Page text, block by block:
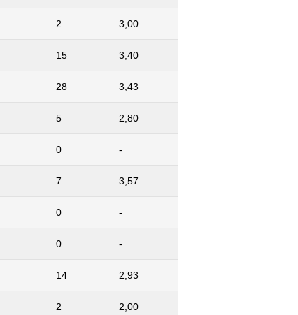
2 3,00
15 3,40
28 3,43
5 2,80
0 -
7 3,57
0 -
0 -
14 2,93
2 2,00